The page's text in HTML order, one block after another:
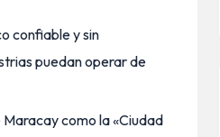
confiable y sin
puedan operar de
como la «Ciudad